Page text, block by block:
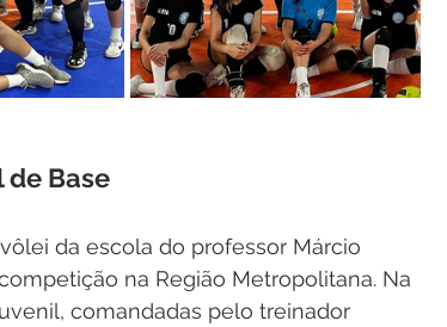
de Base
da escola do professor Márcio
na Região Metropolitana. Na
comandadas pelo treinador